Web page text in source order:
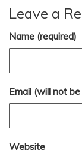
Leave a
Name (required)
Email (will not
Website